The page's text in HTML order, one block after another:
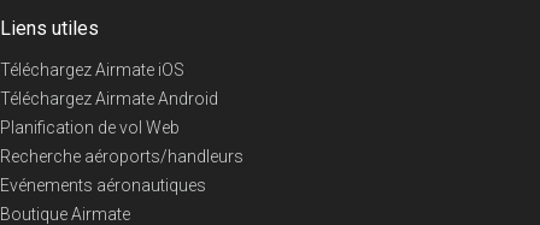
Liens utiles
Téléchargez Airmate iOS
Téléchargez Airmate Android
Planification de vol Web
Recherche aéroports/handleurs
Evénements aéronautiques
Boutique Airmate